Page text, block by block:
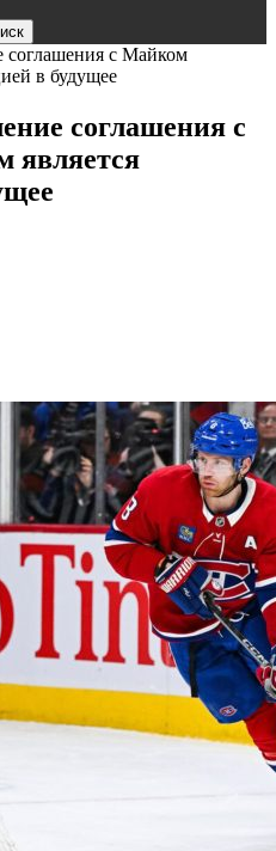
соглашения с Майком
в будущее
соглашения с
является